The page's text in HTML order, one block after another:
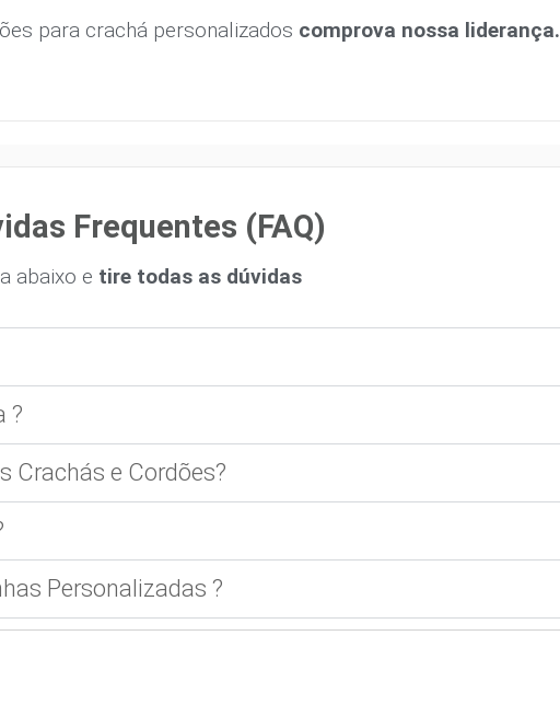
para crachá personalizados comprova nossa liderança.
Frequentes (FAQ)
abaixo e tire todas as dúvidas
?
Crachás e Cordões?
Personalizadas ?